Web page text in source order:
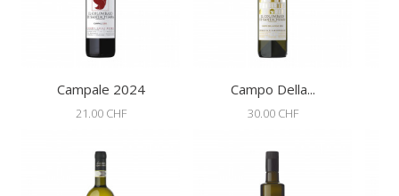
Campale 2024
21.00 CHF
Campo Della...
30.00 CHF